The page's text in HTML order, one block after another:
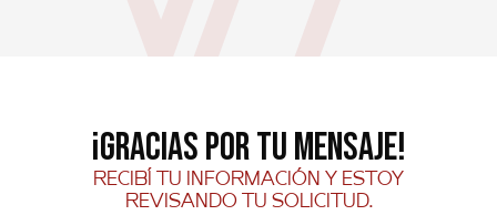
¡Gracias por tu mensaje!
recibí tu información y estoy
revisando tu solicitud.